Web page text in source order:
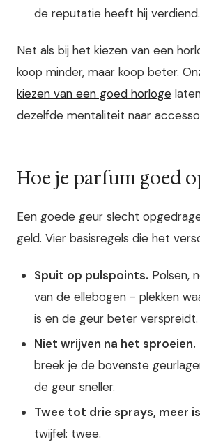
de reputatie heeft hij verdiend.
Net als bij het kiezen van een
koop minder, maar koop beter.
kiezen van een goed horloge
dezelfde mentaliteit naar
Hoe je parfum goed
Een goede geur slecht
geld. Vier basisregels die het
Spuit op pulspoints. Polsen,
van de ellebogen - plekken
is en de geur beter verspreidt.
Niet wrijven na het sproeien.
breek je de bovenste
de geur sneller.
Twee tot drie sprays, meer
twijfel: twee.